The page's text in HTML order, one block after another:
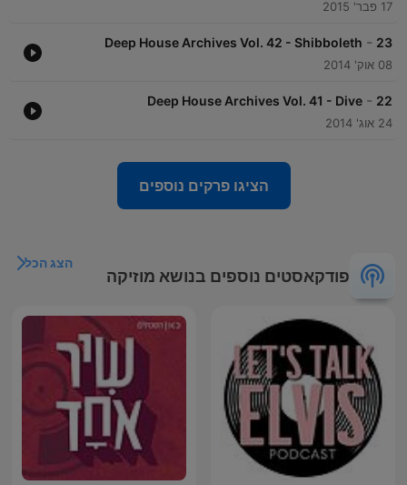
17 פבר' 2015
23
-
Deep House Archives Vol. 42 - Shibboleth
08 אוק' 2014
22
-
Deep House Archives Vol. 41 - Dive
24 אוג' 2014
הציגו פרקים נוספים
פודקאסטים נוספים בנושא מוזיקה
הצג הכל